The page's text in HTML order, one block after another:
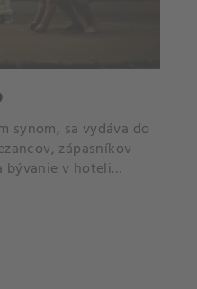
synom, sa vydáva do
zápasníkov
bývanie v hoteli